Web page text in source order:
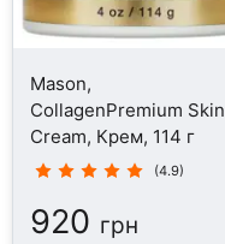
Mason,
CollagenPremium Skin
Cream, Крем, 114 г
(4.9)
920 грн